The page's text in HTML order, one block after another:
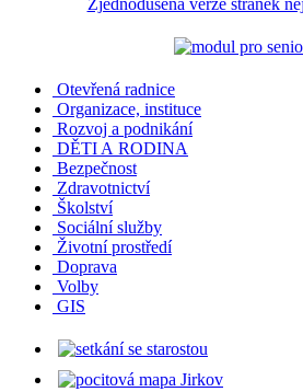
Otevřená radnice
Organizace, instituce
Rozvoj a podnikání
DĚTI A RODINA
Bezpečnost
Zdravotnictví
Školství
Sociální služby
Životní prostředí
Doprava
Volby
GIS